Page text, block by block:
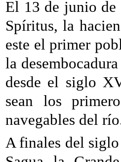
El 13 de junio de
Spíritus, la
este el primer
la
desde el siglo
sean los
navegables del
A finales del